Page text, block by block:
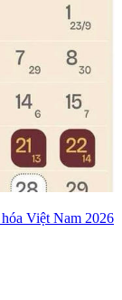
Việt Nam 2026